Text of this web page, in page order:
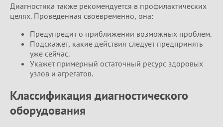
Диагностика также рекомендуется в профилактических
целях. Проведенная своевременно, она:
Предупредит о приближении возможных проблем.
Подскажет, какие действия следует предпринять
уже сейчас.
Укажет примерный остаточный ресурс здоровых
узлов и агрегатов.
Классификация диагностического
оборудования